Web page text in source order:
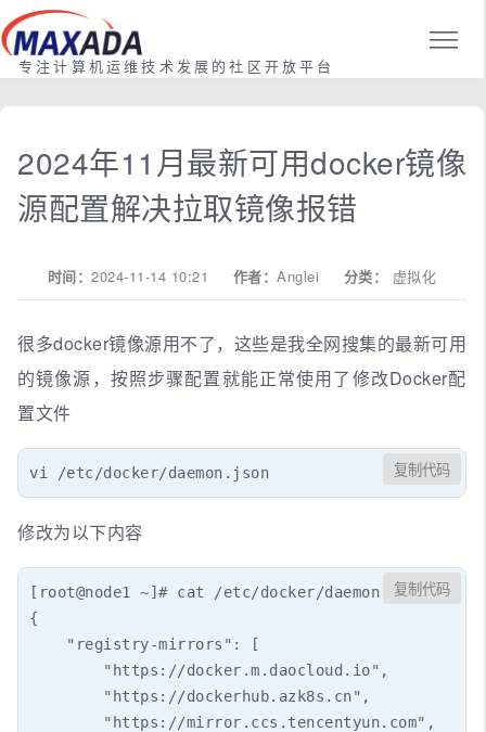
专注计算机运维技术发展的社区开放平台
2024年11月最新可用docker镜像
源配置解决拉取镜像报错
时间：2024-11-14 10:21 作者：Anglei 分类： 虚拟化
很多docker镜像源用不了，这些是我全网搜集的最新可用
的镜像源，按照步骤配置就能正常使用了修改Docker配
置文件
vi /etc/docker/daemon.json 复制代码
修改为以下内容
[root@node1 ~]# cat /etc/docker/daemon.json
{
    "registry-mirrors": [
        "https://docker.m.daocloud.io",
        "https://dockerhub.azk8s.cn",
        "https://mirror.ccs.tencentyun.com",
复制代码